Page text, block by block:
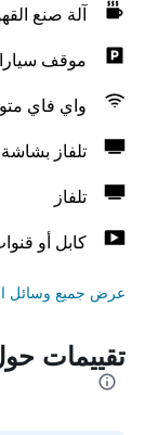
آلة صنع
موقف
واي فاي
تلفاز
تلفاز
كابل أو
عرض جميع وسائل
تقييمات